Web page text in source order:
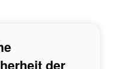
der